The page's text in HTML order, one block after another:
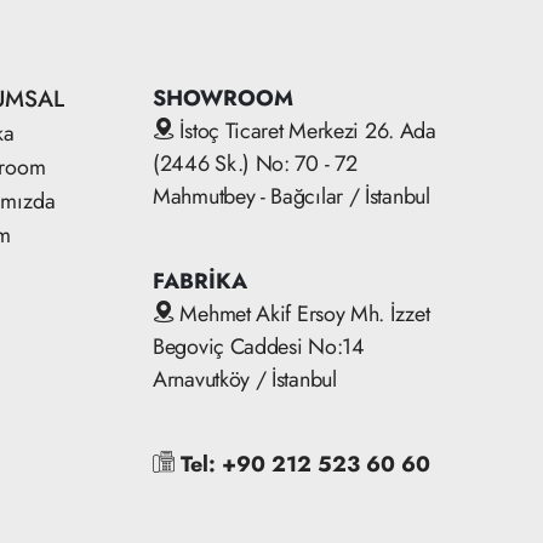
SHOWROOM
İstoç Ticaret Merkezi 26. Ada
(2446 Sk.) No: 70 - 72
Mahmutbey - Bağcılar / İstanbul
FABRİKA
Mehmet Akif Ersoy Mh. İzzet
Begoviç Caddesi No:14
Arnavutköy / İstanbul
Tel: +90 212 523 60 60